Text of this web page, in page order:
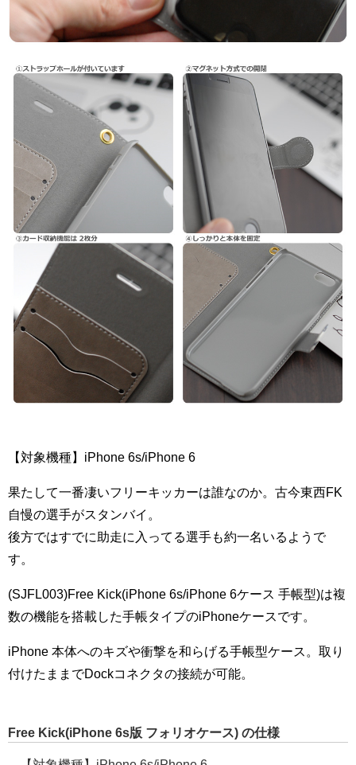
【対象機種】iPhone 6s/iPhone 6
果たして一番凄いフリーキッカーは誰なのか。古今東西FK
自慢の選手がスタンバイ。
後方ではすでに助走に入ってる選手も約一名いるようで
す。
(SJFL003)Free Kick(iPhone 6s/iPhone 6ケース 手帳型)は複
数の機能を搭載した手帳タイプのiPhoneケースです。
iPhone 本体へのキズや衝撃を和らげる手帳型ケース。取り
付けたままでDockコネクタの接続が可能。
Free Kick(iPhone 6s版 フォリオケース) の仕様